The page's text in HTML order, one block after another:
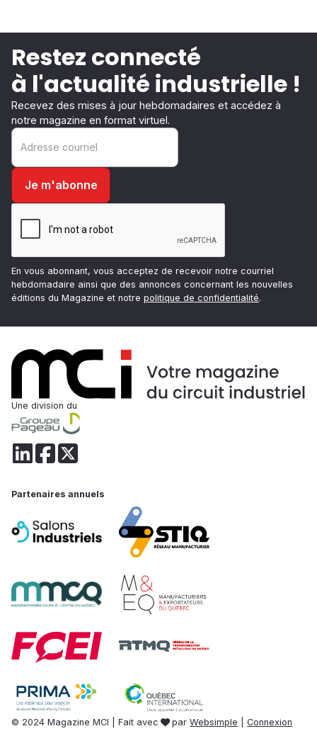
Restez connecté
à l'actualité industrielle !
Recevez des mises à jour hebdomadaires et accédez à
notre magazine en format virtuel.
En vous abonnant, vous acceptez de recevoir notre courriel
hebdomadaire ainsi que des annonces concernant les nouvelles
éditions du Magazine et notre politique de confidentialité.
Une division du
Partenaires annuels
© 2024 Magazine MCI | Fait avec parWebsimple |Connexion